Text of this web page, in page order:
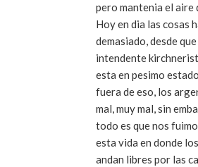
pero mantenia el aire
Hoy en dia las cosas
demasiado, desde
intendente
esta en pesimo
fuera de eso, los
mal, muy mal, sin
todo es que nos
esta vida en donde
andan libres por las